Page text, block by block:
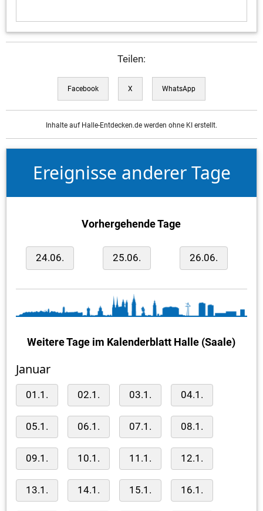
Teilen:
Facebook X WhatsApp
Inhalte auf Halle-Entdecken.de werden ohne KI erstellt.
Ereignisse anderer Tage
Vorhergehende Tage
24.06. 25.06. 26.06.
Weitere Tage im Kalenderblatt Halle (Saale)
Januar
01.1. 02.1. 03.1. 04.1.
05.1. 06.1. 07.1. 08.1.
09.1. 10.1. 11.1. 12.1.
13.1. 14.1. 15.1. 16.1.